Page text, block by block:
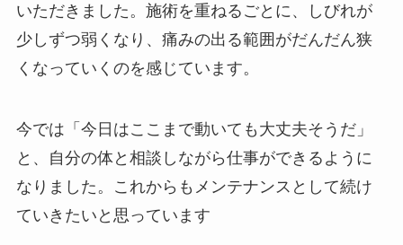
いただきました。施術を重ねるごとに、しびれが
少しずつ弱くなり、痛みの出る範囲がだんだん狭
くなっていくのを感じています。
今では「今日はここまで動いても大丈夫そうだ」
と、自分の体と相談しながら仕事ができるように
なりました。これからもメンテナンスとして続け
ていきたいと思っています